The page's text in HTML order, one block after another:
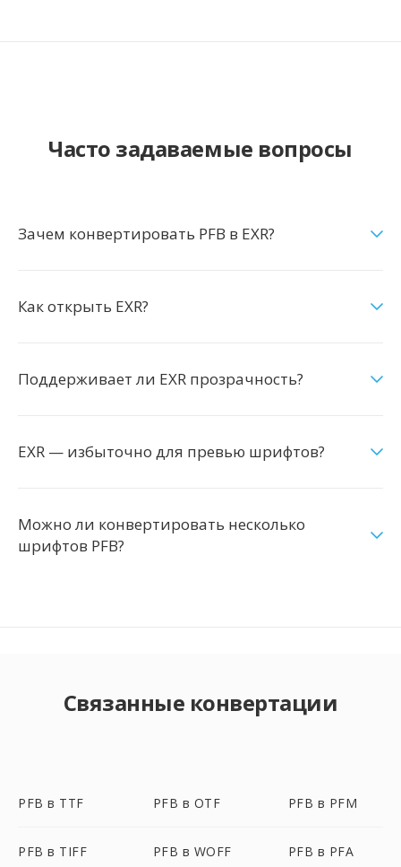
Часто задаваемые вопросы
Зачем конвертировать PFB в EXR?
Как открыть EXR?
Поддерживает ли EXR прозрачность?
EXR — избыточно для превью шрифтов?
Можно ли конвертировать несколько
шрифтов PFB?
Связанные конвертации
PFB в TTF PFB в OTF PFB в PFM
PFB в TIFF PFB в WOFF PFB в PFA